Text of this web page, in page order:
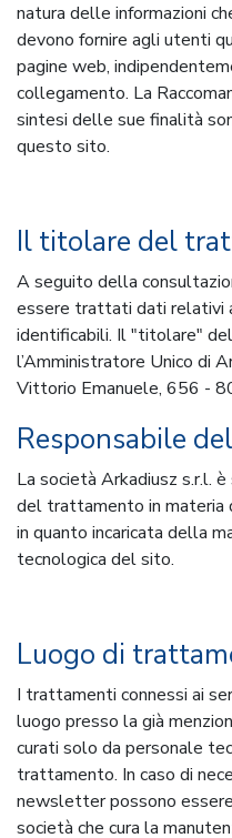
natura delle informazioni
devono fornire agli utenti
pagine web,
collegamento. La
sintesi delle sue finalità
questo sito.
Il titolare del
A seguito della
essere trattati dati relativi
identificabili. Il "titolare"
l’Amministratore Unico di
Vittorio Emanuele, 656 -
Responsabile
La società Arkadiusz s.r.l.
del trattamento in materia
in quanto incaricata della
tecnologica del sito.
Luogo di
I trattamenti connessi ai
luogo presso la già
curati solo da personale
trattamento. In caso di
newsletter possono
società che cura la